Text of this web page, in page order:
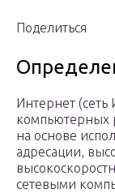
Поделиться
Интернет
компьютерных
на основе
адресации,
сетевыми